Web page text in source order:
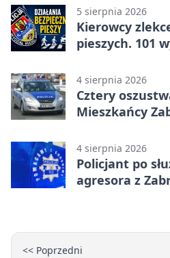
5 sierpnia 2026
Kierowcy
pieszych. 101
4 sierpnia 2026
Cztery
Mieszkańcy
4 sierpnia 2026
Policjant po
agresora z
<< Poprzedni